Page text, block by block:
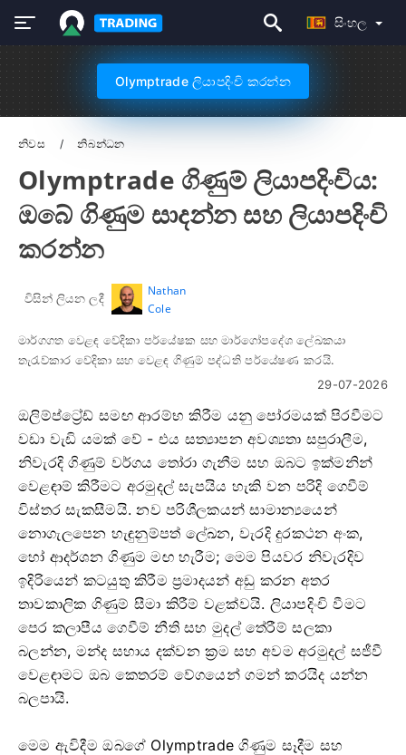
සිංහල
Olymptrade ලියාපදිංචි කරන්න
නිවස නිබන්ධන
Olymptrade ගිණුම් ලියාපදිංචිය:
ඔබේ ගිණුම සාදන්න සහ ලියාපදිංචි
කරන්න
විසින් ලියන ලදී
Nathan
Cole
මාර්ගගත වෙළඳ වේදිකා පර්යේෂක සහ මාර්ගෝපදේශ ලේඛකයා
තැරැව්කාර වේදිකා සහ වෙළඳ ගිණුම් පද්ධති පර්යේෂණ කරයි.
29-07-2026
ඔලිම්ප්ට්‍රේඩ් සමඟ ආරම්භ කිරීම යනු පෝරමයක් පිරවීමට
වඩා වැඩි යමක් වේ - එය සත්‍යාපන අවශ්‍යතා සපුරාලීම,
නිවැරදි ගිණුම් වර්ගය තෝරා ගැනීම සහ ඔබට ඉක්මනින්
වෙළඳාම් කිරීමට අරමුදල් සැපයිය හැකි වන පරිදි ගෙවීම්
විස්තර සැකසීමයි. නව පරිශීලකයන් සාමාන්‍යයෙන්
නොගැලපෙන හැඳුනුම්පත් ලේඛන, වැරදි දුරකථන අංක,
හෝ ආදර්ශන ගිණුම මඟ හැරීම; මෙම පියවර නිවැරදිව
ඉදිරියෙන් කටයුතු කිරීම ප්‍රමාදයන් අඩු කරන අතර
තාවකාලික ගිණුම් සීමා කිරීම් වළක්වයි. ලියාපදිංචි වීමට
පෙර කලාපීය ගෙවීම් නීති සහ මුදල් තේරීම් සලකා
බලන්න, මන්ද සහාය දක්වන ක්‍රම සහ අවම අරමුදල් සජීවී
වෙළඳාමට ඔබ කෙතරම් වේගයෙන් ගමන් කරයිද යන්න
බලපායි.
මෙම ඇවිදීම ඔබගේ Olymptrade ගිණුම සෑදීම සහ